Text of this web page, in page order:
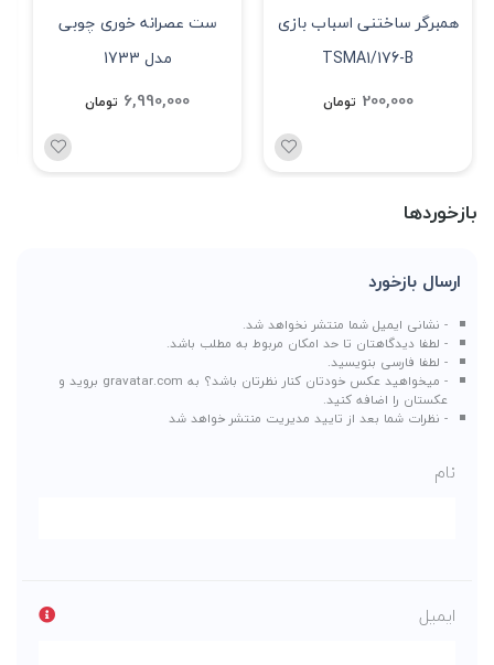
همبرگر ساختنی اسباب بازی
TSMA1/176-B
200,000 تومان
ست عصرانه خوری چوبی
مدل 1733
6,990,000 تومان
بازخوردها
ارسال بازخورد
- نشانی ایمیل شما منتشر نخواهد شد.
- لطفا دیدگاهتان تا حد امکان مربوط به مطلب باشد.
- لطفا فارسی بنویسید.
- میخواهید عکس خودتان کنار نظرتان باشد؟ به gravatar.com بروید و
عکستان را اضافه کنید.
- نظرات شما بعد از تایید مدیریت منتشر خواهد شد
نام
ایمیل